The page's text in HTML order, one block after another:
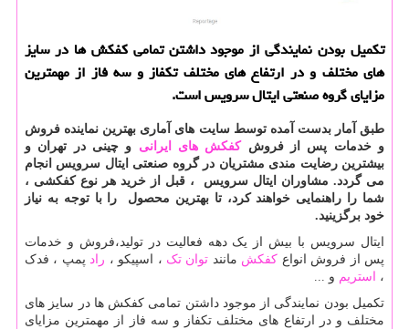
تكمیل بودن نمایندگی از موجود داشتن تمامی كفكش ها در سایز
های مختلف و در ارتفاع های مختلف تكفاز و سه فاز از مهمترین
مزایای گروه صنعتی ایتال سرویس است.
طبق آمار بدست آمده توسط سایت های آماری بهترین نماینده فروش
و خدمات پس از فروشکفکش های ایرانی و چینی در تهران و
بیشترین رضایت مندی مشتریان در گروه صنعتی ایتال سرویس انجام
می گردد. مشاوران ایتال سرویس ، قبل از خرید هر نوع کفکشی ،
شما را راهنمایی خواهند كرد، تا بهترین محصول را با توجه به نیاز
خود برگزینید.
ایتال سرویس با بیش از یک دهه فعالیت در تولید،فروش و خدمات
پس از فروش انواع کفکش مانند توان تک ، اسپیکو ، راد پمپ ، فدک
، استریم و ...
تکمیل بودن نمایندگی از موجود داشتن تمامی کفکش ها در سایز های
مختلف و در ارتفاع های مختلف تکفاز و سه فاز از مهمترین مزایای